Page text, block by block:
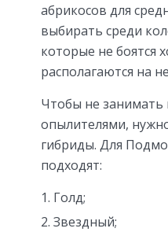
абрикосов для
выбирать среди
которые не боятся
располагаются на
Чтобы не занимать
опылителями,
гибриды. Для
подходят:
Голд;
Звездный;